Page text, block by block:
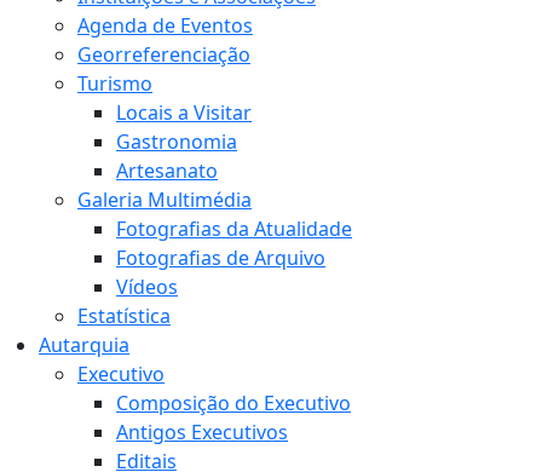
Agenda de Eventos
Georreferenciação
Turismo
Locais a Visitar
Gastronomia
Artesanato
Galeria Multimédia
Fotografias da Atualidade
Fotografias de Arquivo
Vídeos
Estatística
Autarquia
Executivo
Composição do Executivo
Antigos Executivos
Editais